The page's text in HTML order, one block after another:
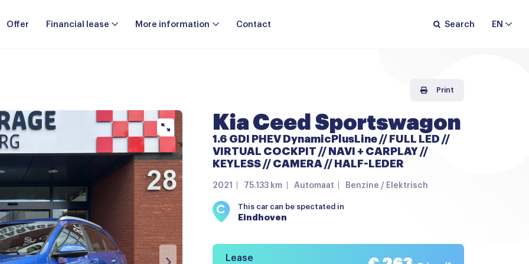
Offer Financial lease More information Contact EN
Search
Print
Kia Ceed Sportswagon
1.6 GDI PHEV DynamicPlusLine // FULL LED //
VIRTUAL COCKPIT // NAVI + CARPLAY //
KEYLESS // CAMERA // HALF-LEDER
2021 75.133 km Automaat Benzine / Elektrisch
Lease
This car can be spectated in
Eindhoven